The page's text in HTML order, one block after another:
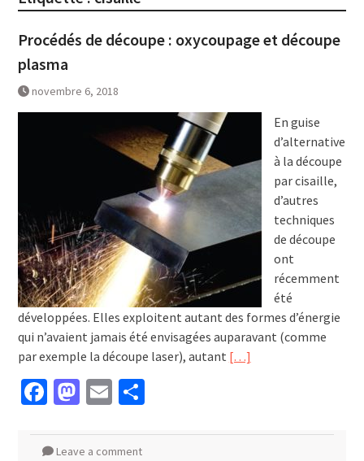
Procédés de découpe : oxycoupage et découpe
plasma
novembre 6, 2018
En guise
d’alternative
à la découpe
par cisaille,
d’autres
techniques
de découpe
ont
récemment
été
développées. Elles exploitent autant des formes d’énergie
qui n’avaient jamais été envisagées auparavant (comme
par exemple la découpe laser), autant […]
Facebook
Mastodon
EmailPartager
Leave a comment